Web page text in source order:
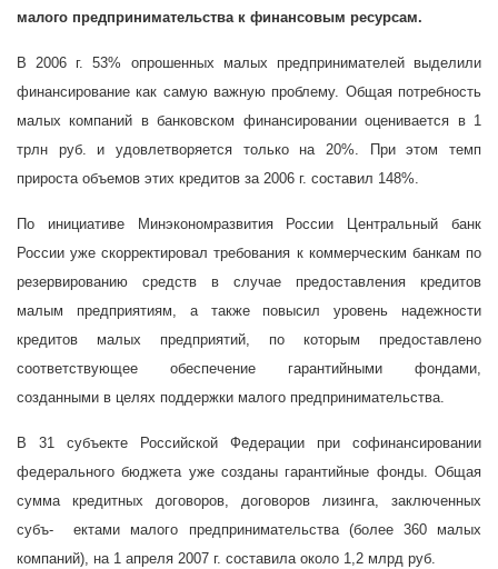
малого предпринимательства к финансовым ресурсам.
В2006 г. 53% опрошенных малых предпринимателей выделили
финансирование как самую важную проблему. Общая потребность
малых компаний в банковском финансировании оценивается в 1
трлн руб. и удовлетворяется только на 20%. При этом темп
прироста объемов этих кредитов за 2006 г. составил 148%.
По инициативе Минэкономразвития России Центральный банк
России уже скорректировал требования к коммерческим банкам по
резервированию средств в случае предоставления кредитов
малым предприятиям, а также повысил уровень надежности
кредитов малых предприятий, по которым предоставлено
соответствующее обеспечение гарантийными фондами,
созданными в целях поддержки малого предпринимательства.
В 31 субъекте Российской Федерации при софинансировании
федерального бюджета уже созданы гарантийные фонды. Общая
сумма кредитных договоров, договоров лизинга, заключенных
субъ-
ектами малого предпринимательства (более 360 малых
компаний), на 1 апреля 2007 г. составила около 1,2 млрд руб.